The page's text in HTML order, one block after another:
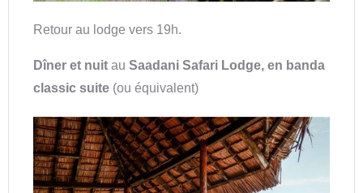
Retour au lodge vers 19h.
Dîner et nuit au Saadani Safari Lodge, en banda
classic suite (ou équivalent)